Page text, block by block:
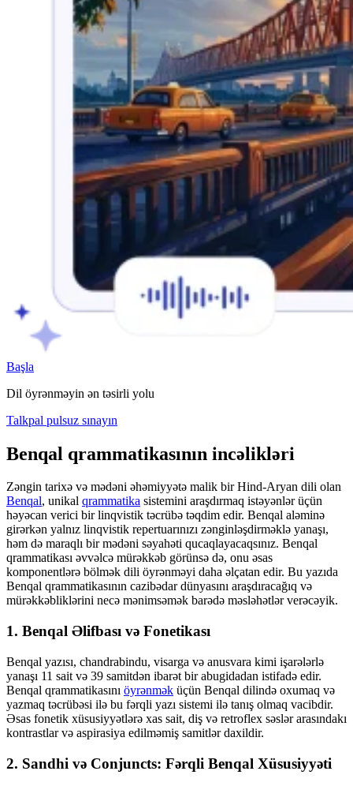
Başla
Dil öyrənməyin ən təsirli yolu
Talkpal pulsuz sınayın
Benqal qrammatikasının incəlikləri
Zəngin tarixə və mədəni əhəmiyyətə malik bir Hind-Aryan dili olan
Benqal, unikal qrammatika sistemini araşdırmaq istəyənlər üçün
həyəcan verici bir linqvistik təcrübə təqdim edir. Benqal aləminə
girərkən yalnız linqvistik repertuarınızı zənginləşdirməklə yanaşı,
həm də maraqlı bir mədəni səyahəti qucaqlayacaqsınız. Benqal
qrammatikası əvvəlcə mürəkkəb görünsə də, onu əsas
komponentlərə bölmək dili öyrənməyi daha əlçatan edir. Bu yazıda
Benqal qrammatikasının cazibədar dünyasını araşdıracağıq və
mürəkkəbliklərini necə mənimsəmək barədə məsləhətlər verəcəyik.
1. Benqal Əlifbası və Fonetikası
Benqal yazısı, chandrabindu, visarga və anusvara kimi işarələrlə
yanaşı 11 sait və 39 samitdən ibarət bir abugidadan istifadə edir.
Benqal qrammatikasını öyrənmək üçün Benqal dilində oxumaq və
yazmaq təcrübəsi ilə bu fərqli yazı sistemi ilə tanış olmaq vacibdir.
Əsas fonetik xüsusiyyətlərə xas sait, diş və retroflex səslər arasındakı
kontrastlar və aspirasiya edilməmiş samitlər daxildir.
2. Sandhi və Conjuncts: Fərqli Benqal Xüsusiyyəti